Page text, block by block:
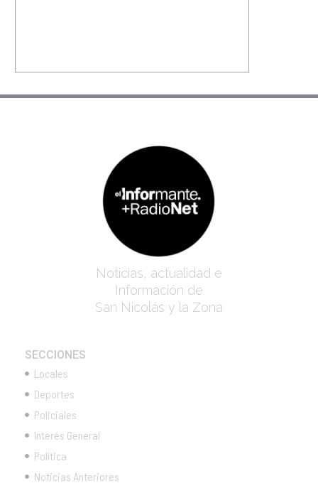
Noticias, actualidad e
Información de
San Nicolás y la Zona
SECCIONES
Locales
Deportes
Policiales
Interés General
Política
Noticias Anteriores